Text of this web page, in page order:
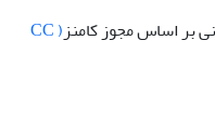
بر اساس مجوز کامنز ( CC